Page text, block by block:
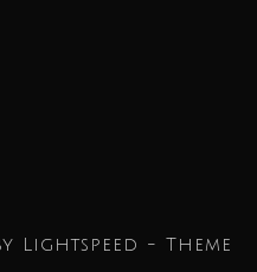
Lightspeed - Theme